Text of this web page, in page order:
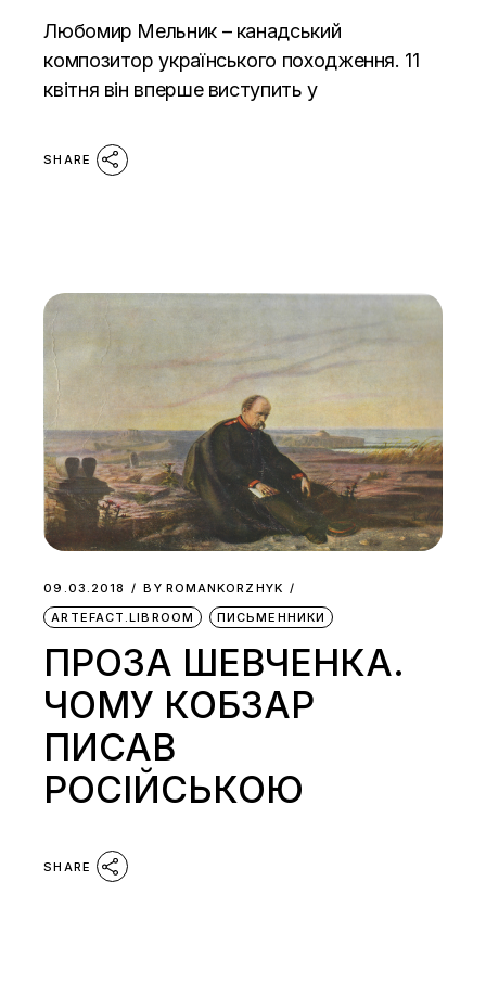
Любомир Мельник – канадський
композитор українського походження. 11
квітня він вперше виступить у
SHARE
09.03.2018 BY ROMANKORZHYK
ARTEFACT.LIBROOM
ПИСЬМЕННИКИ
ПРОЗА ШЕВЧЕНКА.
ЧОМУ КОБЗАР
ПИСАВ
РОСІЙСЬКОЮ
SHARE